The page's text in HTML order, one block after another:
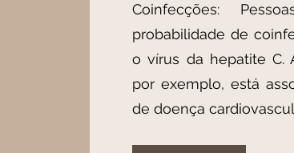
Coinfecções:
probabilidade de
o vírus da hepatite C.
por exemplo, está
de doença